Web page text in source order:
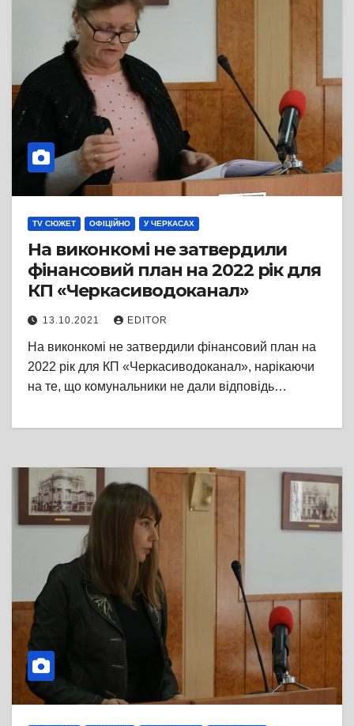
TV СЮЖЕТ ОФІЦІЙНО У ЧЕРКАСАХ
На виконкомі не затвердили
фінансовий план на 2022 рік для
КП «Черкасиводоканал»
13.10.2021 EDITOR
На виконкомі не затвердили фінансовий план на
2022 рік для КП «Черкасиводоканал», нарікаючи
на те, що комунальники не дали відповідь…